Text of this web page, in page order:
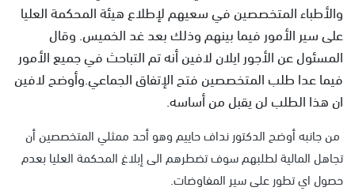
والأطباء المتخصصين في سعيهم لإطلاع هيئة المحكمة العليا
على سير الأمور فيما بينهم وذلك بعد غد الخميس. وقال
المسئول عن الأجور ايلان لافين أنه تم التباحث في جميع الأمور
فيما عدا طلب المتخصصين فتح الإتفاق الجماعي.وأوضح لافين
ان هذا الطلب لن يقبل من أساسه.
من جانبه أوضح الدكتور نداف حاييم وهو أحد ممثلي المتخصصين أن
تجاهل المالية لطلبهم سوف تضطرهم الى إبلاغ المحكمة العليا بعدم
حصول اي تطور على سير المفاوضات.